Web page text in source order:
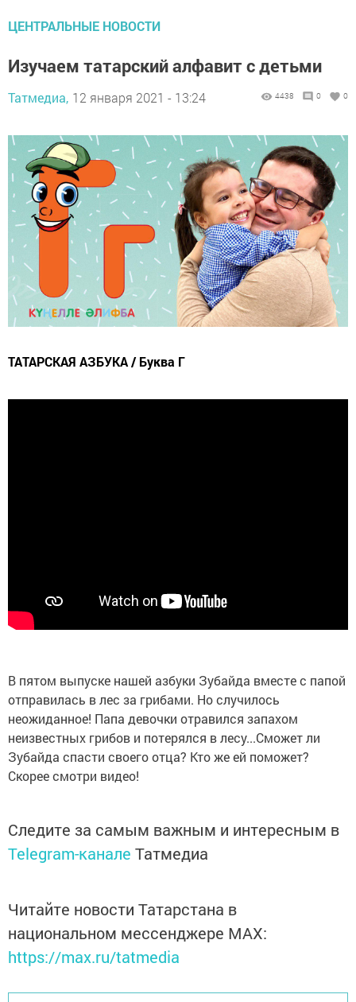
ЦЕНТРАЛЬНЫЕ НОВОСТИ
Изучаем татарский алфавит с детьми
Татмедиа, 12 января 2021 - 13:24 4438 0 0
ТАТАРСКАЯ АЗБУКА / Буква Г
В пятом выпуске нашей азбуки Зубайда вместе с папой
отправилась в лес за грибами. Но случилось
неожиданное! Папа девочки отравился запахом
неизвестных грибов и потерялся в лесу...Сможет ли
Зубайда спасти своего отца? Кто же ей поможет?
Скорее смотри видео!
Следите за самым важным и интересным в
Telegram-канале Татмедиа
Читайте новости Татарстана в
национальном мессенджере MАХ:
https://max.ru/tatmedia